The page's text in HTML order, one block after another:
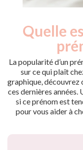
Quelle
La popularité d’un
sur ce qui plaît
graphique, découvrez
ces dernières années.
si ce prénom est
pour vous aider à
Popularité du
prénom Gamal par
année
Année
Nouveaux-
nés
2020
5